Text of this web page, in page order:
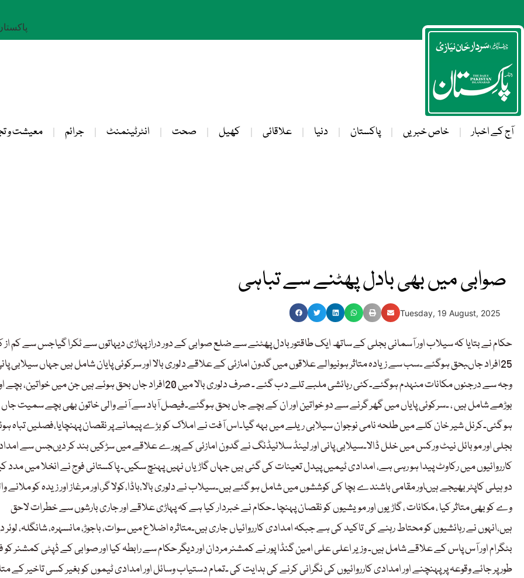
پاکستان: 25 صفر
آج کے اخبار خاص خبریں پاکستان دنیا علاقائی کھیل صحت انٹرٹینمنٹ جرائم معیشت و
صوابی میں بھی بادل پھٹنے سے تباہی
Tuesday, 19 August, 2025
حکام نے بتایا کہ سیلاب اور آسمانی بجلی کے ساتھ ایک طاقتور بادل پھٹنے سے ضلع صوابی کے دور دراز پہاڑی دیہاتوں سے ٹکرا گیاجس سے کم از
25افراد جاںبحق ہوگئے ۔سب سے زیادہ متاثر ہونیوالے علاقوں میں گدون امازئی کے علاقے دلوری بالا اور سرکوئی پایان شامل ہیں جہاں سیلابی
وجہ سے درجنوں مکانات منہدم ہوگئے۔کئی رہائشی ملبے تلے دب گئے ۔ صرف دلوری بالا میں 20افراد جاں بحق ہوئے ہیں جن میں خواتین،
بوڑھے شامل ہیں ، ۔سرکوئی پایاں میں گھر گرنے سے دو خواتین اور ان کے بچے جاں بحق ہوگئے۔فیصل آباد سے آنے والی خاتون بھی بچے سمیت
ہو گئی۔کرنل شیر خان کلے میں طلحہ نامی نوجوان سیلابی ریلے میں بہہ گیا۔اس آفت نے املاک کو بڑے پیمانے پر نقصان پہنچایا،فصلیں تباہ
بجلی اور موبائل نیٹ ورکس میں خلل ڈالا۔سیلابی پانی اور لینڈ سلائیڈنگ نے گدون امازئی کے پورے علاقے میں سڑکیں بند کر دیںجس سے
کارروائیوں میں رکاوٹ پیدا ہو رہی ہے، امدادی ٹیمیں پیدل تعینات کی گئی ہیں جہاں گاڑیاں نہیں پہنچ سکیں۔ پاکستانی فوج نے انخلا میں مدد
دو ہیلی کاپٹر بھیجے ہیںاور مقامی باشندے بچا کی کوششوں میں شامل ہو گئے ہیں۔سیلاب نے دلوری بالا،باڈا،کولا گر،اور مرغاز اور زیدہ کو ملانے
وے کو بھی متاثر کیا ، مکانات ، گاڑیوں اور مویشیوں کو نقصان پہنچا ۔حکام نے خبردار کیا ہے کہ پہاڑی علاقے اور جاری بارشوں سے خطرات لاحق
ہیں،انہوں نے رہائشیوں کو محتاط رہنے کی تاکید کی ہے جبکہ امدادی کارروائیاں جاری ہیں۔متاثرہ اضلاع میں سوات، باجوڑ، مانسہرہ، شانگلہ، لوئر
بٹگرام اور آس پاس کے علاقے شامل ہیں۔ وزیر اعلی علی امین گنڈا پور نے کمشنر مردان اور دیگر حکام سے رابطہ کیا اور صوابی کے ڈپٹی کمشنر کو
طور پر جائے وقوعہ پر پہنچنے اور امدادی کارروائیوں کی نگرانی کرنے کی ہدایت کی ۔تمام دستیاب وسائل اور امدادی ٹیموں کو بغیر کسی تاخیر کے